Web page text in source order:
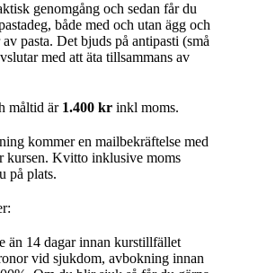
genomgång och sedan får du
både med och utan ägg och
pasta. Det bjuds på antipasti (små
med att äta tillsammans av
måltid är1.400 kr inkl moms.
kommer en mailbekräftelse med
kursen. Kvitto inklusive moms
på plats.
än 14 dagar innan kurstillfället
vid sjukdom, avbokning innan